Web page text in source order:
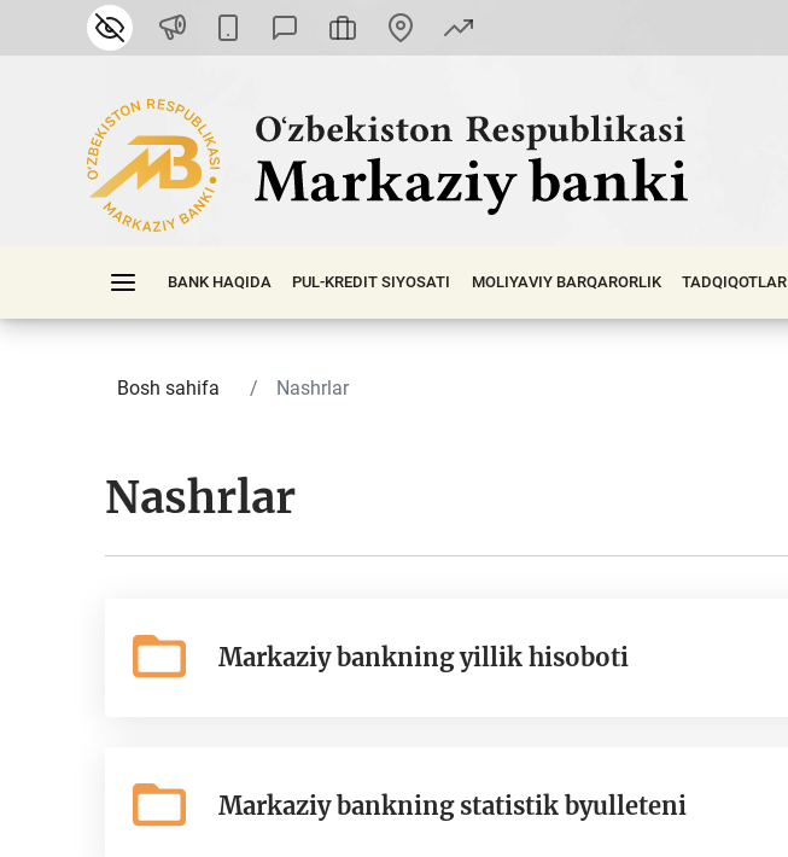
BANK HAQIDA PUL-KREDIT SIYOSATI MOLIYAVIY BАRQАRОRLIK TADQIQOTLAR
Bosh sahifa Nashrlar
Nashrlar
Markaziy bankning yillik hisoboti
Markaziy bankning statistik byulleteni